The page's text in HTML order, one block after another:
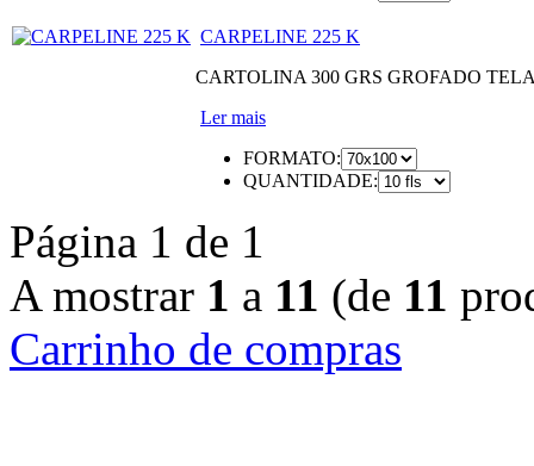
CARPELINE 225 K
CARTOLINA 300 GRS GROFADO
Ler mais
FORMATO:
QUANTIDADE:
Página 1 de 1
A mostrar 1 a 11 (de 11
Carrinho de compras